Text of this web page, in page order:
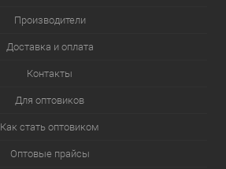
Производители
Доставка и оплата
Контакты
Для оптовиков
Как стать оптовиком
Оптовые прайсы